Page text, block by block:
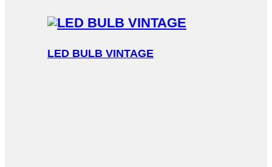
LED BULB VINTAGE